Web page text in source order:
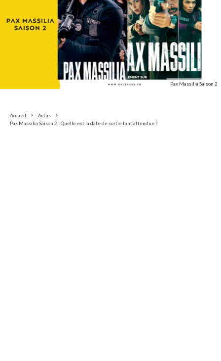
Pax Massilia Saison 2
Accueil
Actus
Pax Massilia Saison 2 : Quelle est la date de sortie tant attendue ?